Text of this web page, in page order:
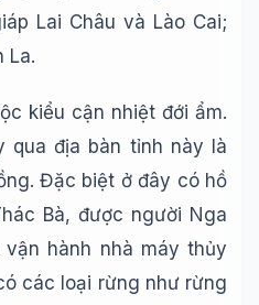
Lai Châu và Lào Cai;
La.
kiểu cận nhiệt đới ẩm.
qua địa bàn tỉnh này là
Đặc biệt ở đây có hồ
Bà, được người Nga
hành nhà máy thủy
các loại rừng như rừng